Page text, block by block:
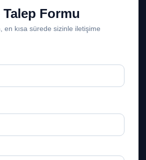
Formu
en kısa sürede sizinle iletişime